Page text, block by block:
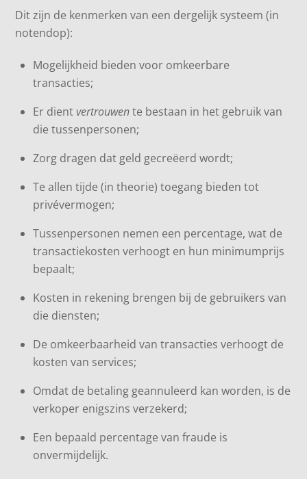
Dit zijn de kenmerken van een dergelijk systeem (in
notendop):
Mogelijkheid bieden voor omkeerbare
transacties;
Er dientvertrouwente bestaan in het gebruik van
die tussenpersonen;
Zorg dragen dat geld gecreëerd wordt;
Te allen tijde (in theorie) toegang bieden tot
privévermogen;
Tussenpersonen nemen een percentage, wat de
transactiekosten verhoogt en hun minimumprijs
bepaalt;
Kosten in rekening brengen bij de gebruikers van
die diensten;
De omkeerbaarheid van transacties verhoogt de
kosten van services;
Omdat de betaling geannuleerd kan worden, is de
verkoper enigszins verzekerd;
Een bepaald percentage van fraude is
onvermijdelijk.